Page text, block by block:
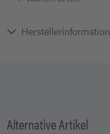
Herstellerinformation
Alternative Artikel